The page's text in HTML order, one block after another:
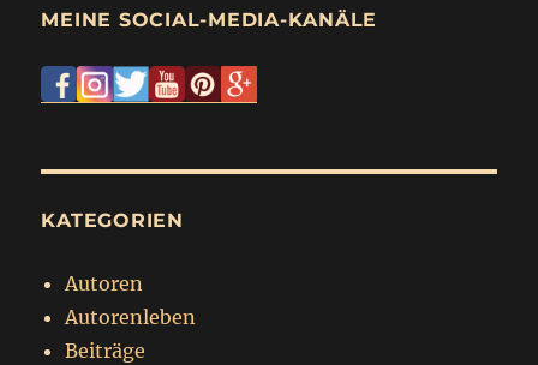
MEINE SOCIAL-MEDIA-KANÄLE
KATEGORIEN
Autoren
Autorenleben
Beiträge